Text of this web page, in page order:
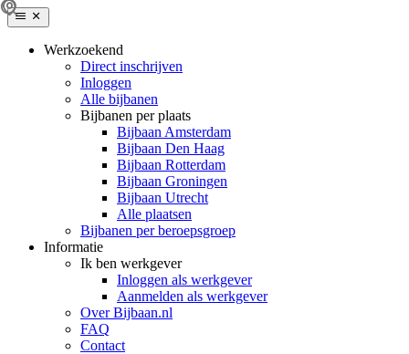
Werkzoekend
Direct inschrijven
Inloggen
Alle bijbanen
Bijbanen per plaats
Bijbaan Amsterdam
Bijbaan Den Haag
Bijbaan Rotterdam
Bijbaan Groningen
Bijbaan Utrecht
Alle plaatsen
Bijbanen per beroepsgroep
Informatie
Ik ben werkgever
Inloggen als werkgever
Aanmelden als werkgever
Over Bijbaan.nl
FAQ
Contact